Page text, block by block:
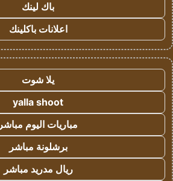
باك لينك
اعلانات باكلينك
يلا شوت
yalla shoot
مباريات اليوم مباشر
برشلونة مباشر
ريال مدريد مباشر